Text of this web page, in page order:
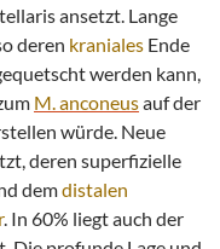
ansetzt. Lange
deren kraniales Ende
werden kann,
M. anconeusauf der
würde. Neue
deren superfizielle
demdistalen
. In 60% liegt auch der